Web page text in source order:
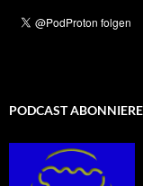
PODCAST